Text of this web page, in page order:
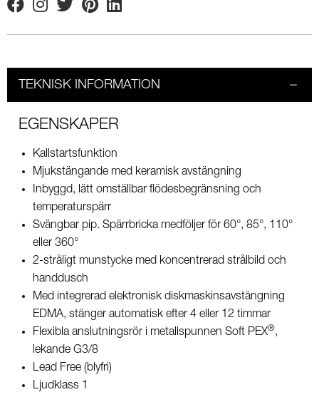
FacebookInstagram
TwitterPinterestLinkedin
TEKNISK INFORMATION
EGENSKAPER
Kallstartsfunktion
Mjukstängande med keramisk avstängning
Inbyggd, lätt omställbar flödesbegränsning och
temperaturspärr
Svängbar pip. Spärrbricka medföljer för 60°, 85°, 110°
eller 360°
2-stråligt munstycke med koncentrerad strålbild och
handdusch
Med integrerad elektronisk diskmaskinsavstängning
EDMA, stänger automatisk efter 4 eller 12 timmar
Flexibla anslutningsrör i metallspunnen Soft PEX®,
lekande G3/8
Lead Free (blyfri)
Ljudklass 1